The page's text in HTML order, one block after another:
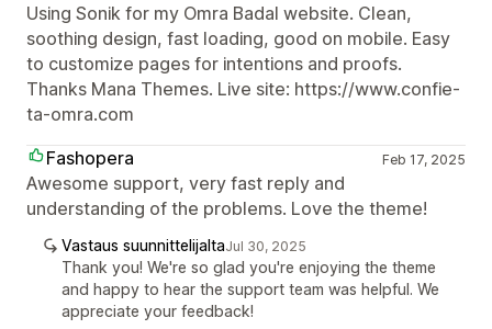
Using Sonik for my Omra Badal website. Clean,
soothing design, fast loading, good on mobile. Easy
to customize pages for intentions and proofs.
Thanks Mana Themes. Live site: https://www.confie-
ta-omra.com
Fashopera
Feb 17, 2025
Awesome support, very fast reply and
understanding of the problems. Love the theme!
Vastaus suunnittelijaltaJul 30, 2025
Thank you! We're so glad you're enjoying the theme
and happy to hear the support team was helpful. We
appreciate your feedback!